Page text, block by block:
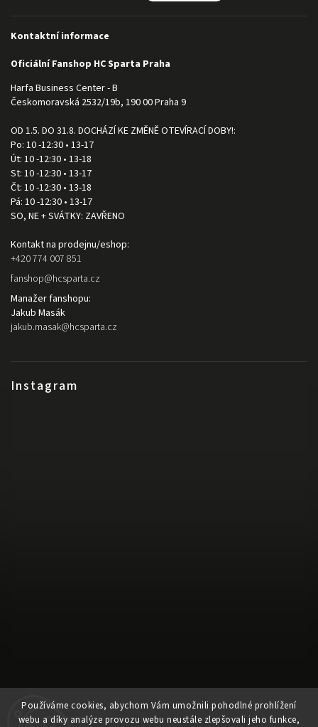
Používáme cookies, abychom Vám umožnili pohodlné prohlížení
webu a díky analýze provozu webu neustále zlepšovali jeho funkce,
Instagram
Sledovat na Instagramu
Kontaktní informace
Oficiální Fanshop HC Sparta Praha
Harfa Business Center - B
Českomoravská 2532/19b, 190 00 Praha 9
OD 1.5. DO 31.8. DOCHÁZÍ KE ZMĚNĚ OTEVÍRACÍ DOBY!:
Po: 10 -12:30 • 13-17
Út: 10 -12:30 • 13-18
St: 10 -12:30 • 13-17
Čt: 10 -12:30 • 13-18
Pá: 10 -12:30 • 13-17
SO, NE + SVÁTKY: ZAVŘENO
Kontakt na prodejnu/eshop:
+420 774 007 851
fanshop@hcsparta.cz
Manažer fanshopu:
Jakub Masák
jakub.masak@hcsparta.cz